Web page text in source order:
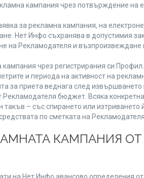
кампания чрез потвърждение на
за рекламна кампания, на
Нет Инфо съхранява в допустимия
на Рекламодателя и
чрез регистрирания си Профил.
и периода на активност на
за приета веднага след
бюджет. Всяка
– със спирането или изтриването
по сметката на Рекламодателя.
КАМПАНИЯ
на Нет Инфо авансово определения